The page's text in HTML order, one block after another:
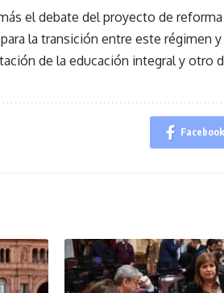
el debate del proyecto de
la transición entre este régimen
de la educación integral y otro
Facebook